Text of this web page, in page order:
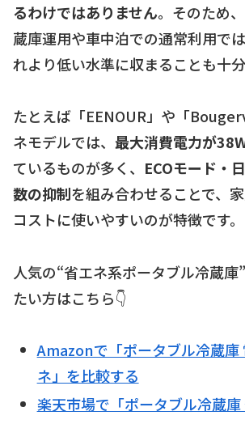
るわけではありません。そのため
蔵庫運用や車中泊での通常利用で
れより低い水準に収まることも十分
たとえば「EENOUR」や「
ネモデルでは、 最大消費電力が
ているものが多く、 ECOモード・
数の抑制を組み合わせることで、
コストに使いやすいのが特徴です。
人気の“省エネ系ポータブル冷蔵庫
たい方はこちら👇
Amazonで「ポータブル冷蔵庫
ネ」を比較する
楽天市場で「ポータブル冷蔵庫